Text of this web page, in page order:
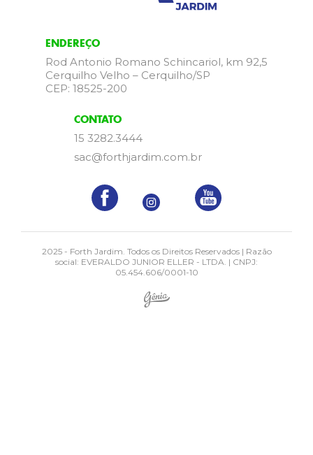
CONTATO
15 3282.3444
sac@forthjardim.com.br
ENDEREÇO
Rod Antonio Romano Schincariol, km 92,5
Cerquilho Velho – Cerquilho/SP
CEP: 18525-200
2025 - Forth Jardim. Todos os Direitos Reservados | Razão
social: EVERALDO JUNIOR ELLER - LTDA. | CNPJ:
05.454.606/0001-10